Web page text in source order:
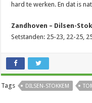
hard te werken. En dat is
Zandhoven – Dilsen-
Setstanden: 25-23, 22-25,
Tags DILSEN-STOKKEM